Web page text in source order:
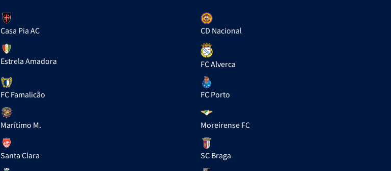
Casa Pia AC CD Nacional
Estrela Amadora FC Alverca
FC Famalicão FC Porto
Marítimo M. Moreirense FC
Santa Clara SC Braga